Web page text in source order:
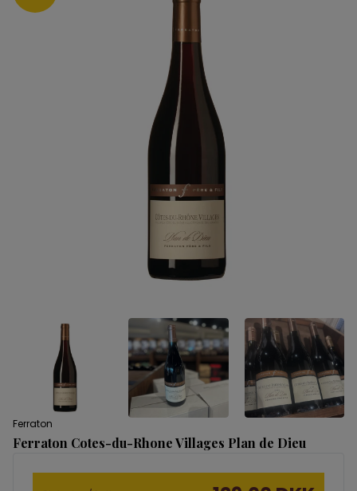
Ferraton
Ferraton Cotes-du-Rhone Villages Plan de Dieu